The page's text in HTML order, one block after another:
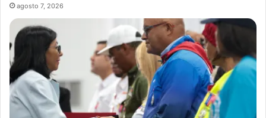
agosto 7, 2026